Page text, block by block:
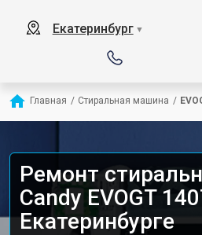
Екатеринбург ▼
Главная / Стиральная машина /
Ремонт
Candy EVOGT
Екатеринбурге